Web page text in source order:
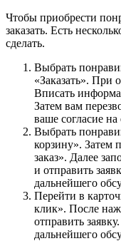
Чтобы приобрести
заказать. Есть
сделать.
Выбрать
«Заказать». При
Вписать
Затем вам
ваше согласие
Выбрать
корзину». Затем
заказ». Далее
и отправить
дальнейшего
Перейти в
клик». После
отправить
дальнейшего